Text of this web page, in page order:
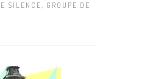
SILENCE, GROUPE DE